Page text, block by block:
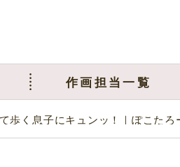
作画担当一覧
歩く息子にキュンッ！｜ぽこたろ